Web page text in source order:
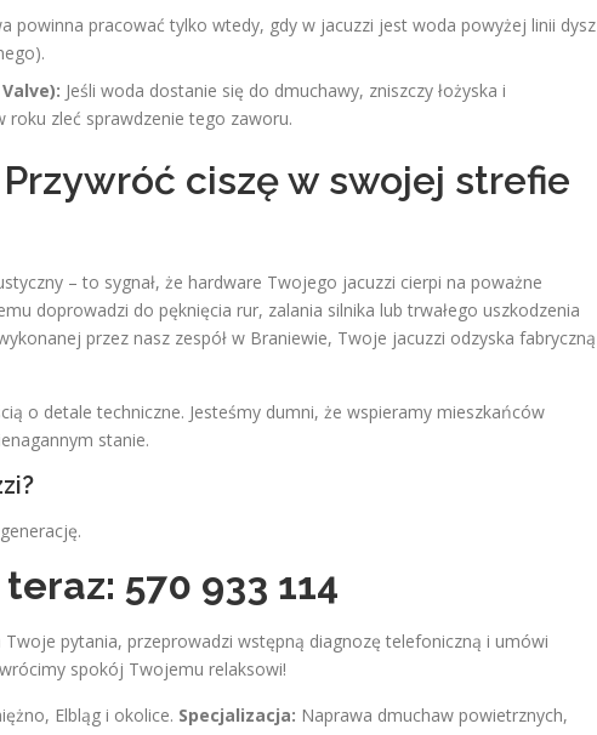
powinna pracować tylko wtedy, gdy w jacuzzi jest woda powyżej linii dysz
Jeśli woda dostanie się do dmuchawy, zniszczy łożyska i
roku zleć sprawdzenie tego zaworu.
ciszę w swojej strefie
– to sygnał, że hardware Twojego jacuzzi cierpi na poważne
doprowadzi do pęknięcia rur, zalania silnika lub trwałego uszkodzenia
przez nasz zespół w Braniewie, Twoje jacuzzi odzyska fabryczną
o detale techniczne. Jesteśmy dumni, że wspieramy mieszkańców
stanie.
570 933 114
pytania, przeprowadzi wstępną diagnozę telefoniczną i umówi
spokój Twojemu relaksowi!
Elbląg i okolice. Specjalizacja: Naprawa dmuchaw powietrznych,